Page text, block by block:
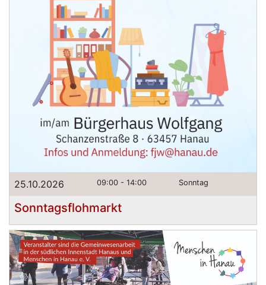
25.10.2026 09:00 - 14:00 Sonntag
Sonntagsflohmarkt